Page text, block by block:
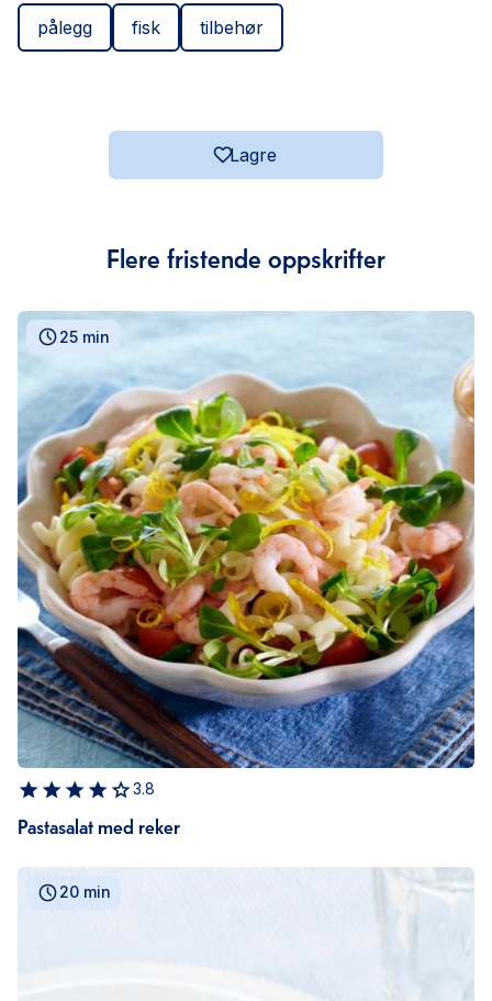
pålegg fisk tilbehør
Lagre
Flere fristende oppskrifter
25 min
3.8
Pastasalat med reker
20 min